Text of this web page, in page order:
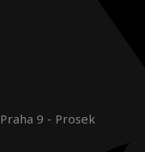
Praha 9 - Prosek